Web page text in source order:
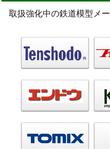
取扱強化中の鉄道模型メ